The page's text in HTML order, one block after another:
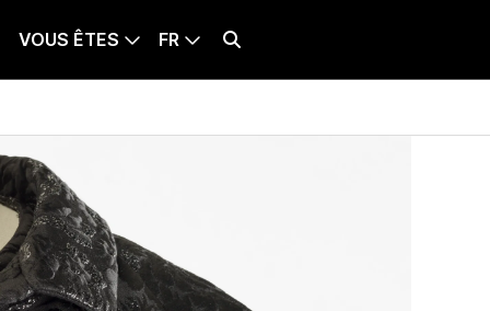
VOUS ÊTES
LANQUE SÉLECTIONNÉE : FRANÇAIS
FR